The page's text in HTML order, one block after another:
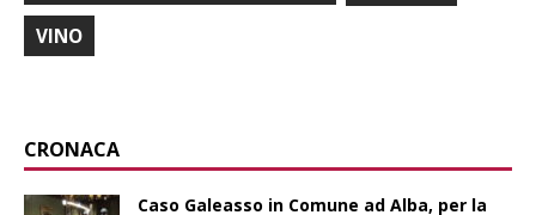
VINO
CRONACA
Caso Galeasso in Comune ad Alba, per la